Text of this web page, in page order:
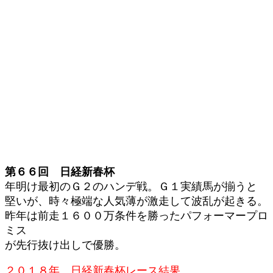
第６６回 日経新春杯
年明け最初のＧ２のハンデ戦。Ｇ１実績馬が揃うと
堅いが、時々極端な人気薄が激走して波乱が起きる。
昨年は前走１６００万条件を勝ったパフォーマープロ
ミス
が先行抜け出しで優勝。
２０１８年 日経新春杯レース結果